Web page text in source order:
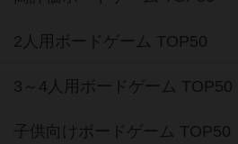
2人用ボードゲーム TOP50
3～4人用ボードゲーム TOP50
子供向けボードゲーム TOP50